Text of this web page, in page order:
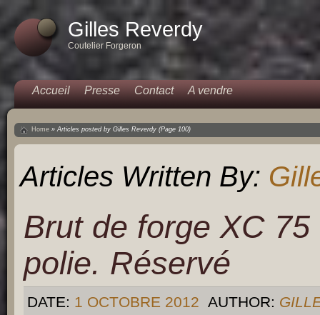
Gilles Reverdy
Coutelier Forgeron
Accueil Presse Contact A vendre
Home »Articles posted by Gilles Reverdy (Page 100)
Articles Written By:
Brut de forge XC
polie. Réservé
DATE: 1 OCTOBRE 2012 AUTHOR: